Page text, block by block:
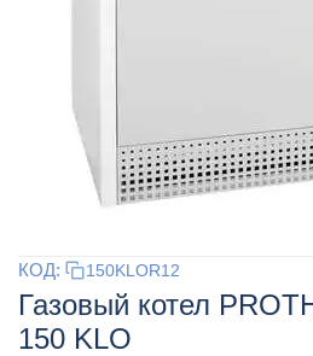
КОД: 150KLOR12
Газовый котел
150 KLO